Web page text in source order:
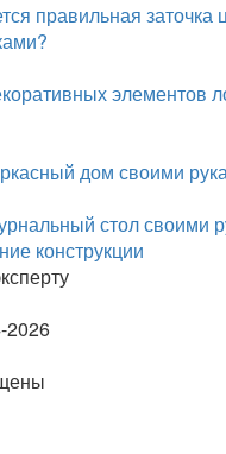
правильная заточка
элементов
дом своими
стол своими
конструкции
2026